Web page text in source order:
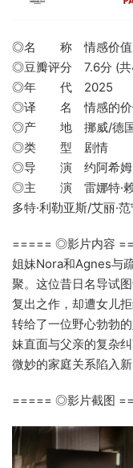
◎名 称 情感价值
◎豆瓣评分 7.6分 (共
◎年 代 2025
◎译 名 情感的价值
◎产 地 挪威/德国/
◎类 型 剧情
◎导 演 约阿希姆·
◎主 演 雷娜特·赖因
多特·利勒亚斯/艾丽·
===== ◎影片内容
姐妹Nora和Agnes与
聚。这位昔日名导试
复出之作，却遭女儿
转给了一位野心勃勃
妹直面与父亲的复杂
微妙的家庭关系陷入新
===== ◎影片截图